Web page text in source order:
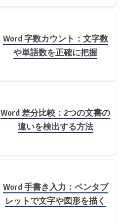
Word 字数カウント：文字数
や単語数を正確に把握
Word 差分比較：2つの文書の
違いを検出する方法
Word 手書き入力：ペンタブ
レットで文字や図形を描く